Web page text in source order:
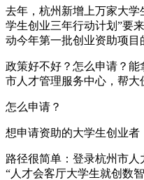
去年，杭州新增上万家大学
学生创业三年行动计划”要
动今年第一批创业资助项目
政策好不好？怎么申请？能
市人才管理服务中心，帮大
怎么申请？
想申请资助的大学生创业者
路径很简单：登录杭州市人
“人才会客厅大学生就创数